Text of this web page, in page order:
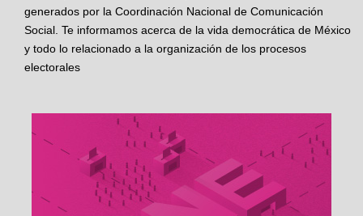
generados por la Coordinación Nacional de Comunicación
Social. Te informamos acerca de la vida democrática de México
y todo lo relacionado a la organización de los procesos
electorales